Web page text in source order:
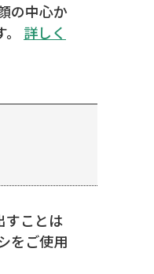
の中心か
詳しく
すことは
をご使用